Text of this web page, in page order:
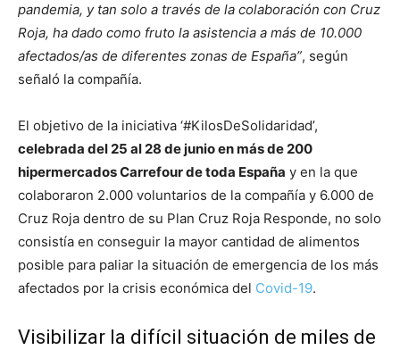
pandemia, y tan solo a través de la colaboración con Cruz
Roja, ha dado como fruto la asistencia a más de 10.000
afectados/as de diferentes zonas de España”, según
señaló la compañía.
El objetivo de la iniciativa ‘#KilosDeSolidaridad’,
celebrada del 25 al 28 de junio en más de 200
hipermercados Carrefour de toda España y en la que
colaboraron 2.000 voluntarios de la compañía y 6.000 de
Cruz Roja dentro de su Plan Cruz Roja Responde, no solo
consistía en conseguir la mayor cantidad de alimentos
posible para paliar la situación de emergencia de los más
afectados por la crisis económica del Covid-19.
Visibilizar la difícil situación de miles de